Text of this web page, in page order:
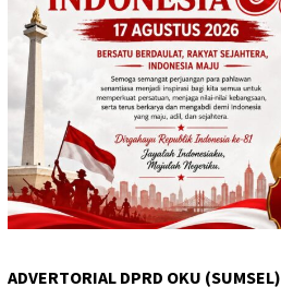
ADVERTORIAL DPRD OKU (SUMSEL)